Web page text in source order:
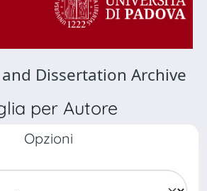
Dissertation Archive
per Autore
Opzioni